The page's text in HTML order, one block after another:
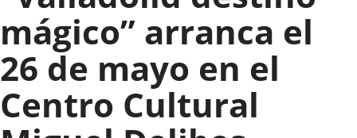
mágico” arranca el
26 de mayo en el
Centro Cultural